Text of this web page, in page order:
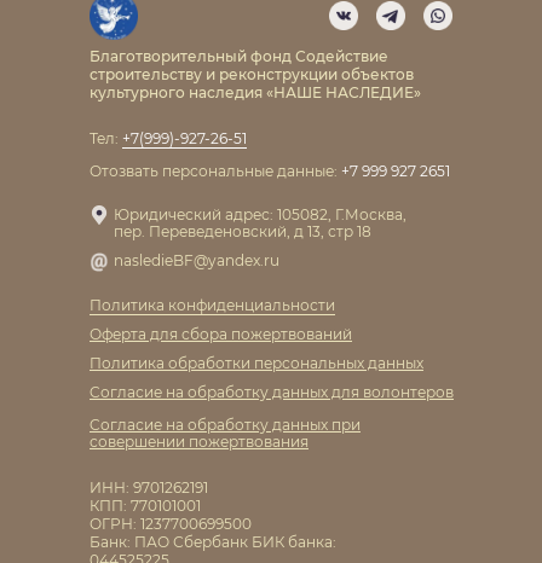
Юридический адрес: 105082, Г.Москва,
пер. Переведеновский, д 13, стр 18
Благотворительный фонд Содействие
строительству и реконструкции объектов
культурного наследия «НАШЕ НАСЛЕДИЕ»
nasledieBF@yandex.ru
Оферта для сбора пожертвований
Политика обработки персональных данных
Cогласие на обработку данных для волонтеров
Cогласие на обработку данных при
совершении пожертвования
Политика конфиденциальности
ИНН: 9701262191
КПП: 770101001
ОГРН: 1237700699500
Банк: ПАО Сбербанк БИК банка:
Отозвать персональные данные: +7 999 927 2651
Тел: +7(999)-927-26-51